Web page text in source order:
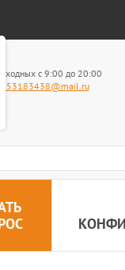
с 9:00 до 20:00